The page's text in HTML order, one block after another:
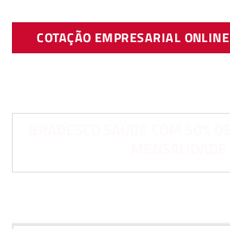
COTAÇÃO EMPRESARIAL ONLINE